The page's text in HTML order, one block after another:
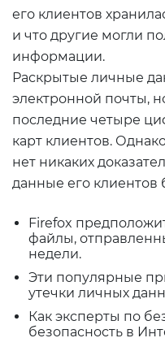
его клиентов
и что другие могли
информации.
Раскрытые личные
электронной почты,
последние четыре
карт клиентов.
нет никаких
данные его
Firefox
файлы,
недели.
Эти популярные
утечки личных
Как эксперты по
безопасность в